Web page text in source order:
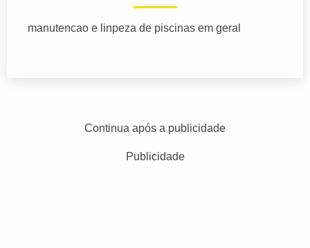
manutencao e linpeza de piscinas em geral
Continua após a publicidade
Publicidade